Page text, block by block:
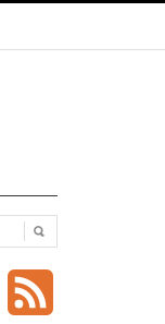
YouTube